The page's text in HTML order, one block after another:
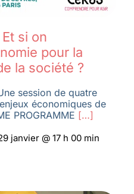
si on
pour la
la société ?
session de quatre
économiques de
PROGRAMME […]
janvier @ 17 h 00 min